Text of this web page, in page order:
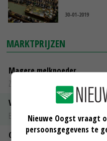
30-01-2019
MARKTPRIJZEN
Magere melkpoeder
Zuivel NL
Vleeskuikens 2001-2600 gr
Barneveld
Gerst
Nieuwe Oogst vraagt
persoonsgegevens te